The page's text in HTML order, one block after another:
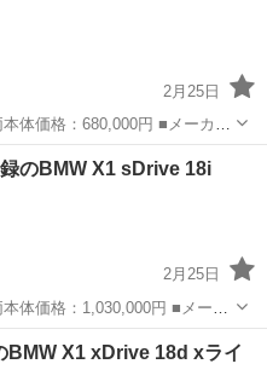
2月25日
■年式：H17年 ■走行距
...のBMW X1 sDrive 18i
2月25日
気量：2,000cc ■年式：H23年
BMW X1 xDrive 18d xライ